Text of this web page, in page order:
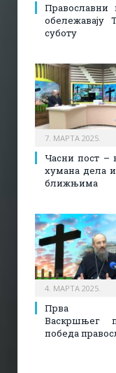
Православни
обележавају
суботу
7. МАРТА 2025.
Часни пост –
хумана дела
ближњима
4. МАРТА 2025.
Прва
Васкршњег
победа